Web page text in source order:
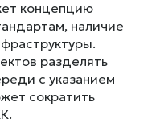
концепцию
наличие
разделять
с указанием
сократить